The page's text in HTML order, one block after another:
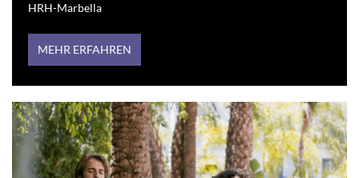
HRH-Marbella
MEHR ERFAHREN